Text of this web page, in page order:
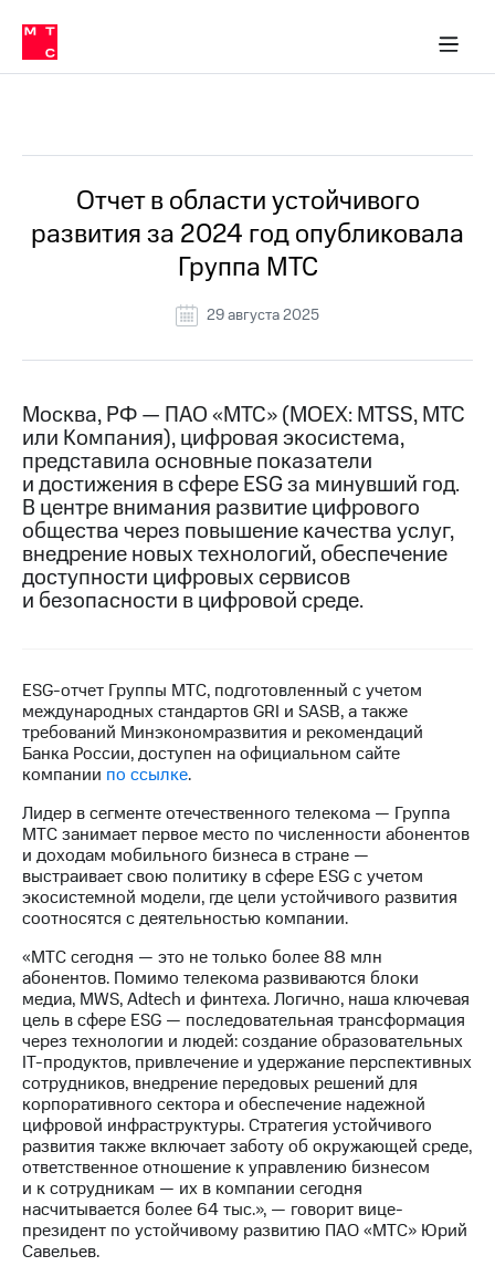
Медиа-центр
и акционерам
Устойчивое развитие
Комплаенс и деловая этика
компании
Карьера
История
компании
Руководство
информация
Контакты
Медиа-центр
Пресс-
релизы
МТС
о технологиях
Достижения
Финансовая
отчетность
Контакты
Новости
в
регионе
и акционерам
Корпоративное
управление
Корпоративный
секретарь
Раскрытие
информации
Информация
акционерам
Документы
ПАО
"МТС"
Собрания
акционеров
Личный
кабинет
акционера
Акционерный
в МТС
Пресс-
релизы
о технологиях
Отчет в области устойчивого
развития за 2024 год опубликовала
Группа МТС
29 августа 2025
Москва, РФ — ПАО «МТС» (MOEX: MTSS, МТС
или Компания), цифровая экосистема,
представила основные показатели
и достижения в сфере ESG за минувший год.
В центре внимания развитие цифрового
общества через повышение качества услуг,
внедрение новых технологий, обеспечение
доступности цифровых сервисов
и безопасности в цифровой среде.
ESG-отчет Группы МТС, подготовленный с учетом
международных стандартов GRI и SASB, а также
требований Минэкономразвития и рекомендаций
Банка России, доступен на официальном сайте
компании по ссылке.
Лидер в сегменте отечественного телекома — Группа
МТС занимает первое место по численности абонентов
и доходам мобильного бизнеса в стране —
выстраивает свою политику в сфере ESG с учетом
экосистемной модели, где цели устойчивого развития
соотносятся с деятельностью компании.
«МТС сегодня — это не только более 88 млн
абонентов. Помимо телекома развиваются блоки
медиа, MWS, Adtech и финтеха. Логично, наша ключевая
цель в сфере ESG — последовательная трансформация
через технологии и людей: создание образовательных
IT-продуктов, привлечение и удержание перспективных
сотрудников, внедрение передовых решений для
корпоративного сектора и обеспечение надежной
цифровой инфраструктуры. Стратегия устойчивого
развития также включает заботу об окружающей среде,
ответственное отношение к управлению бизнесом
и к сотрудникам — их в компании сегодня
насчитывается более 64 тыс.», — говорит вице-
президент по устойчивому развитию ПАО «МТС» Юрий
Савельев.